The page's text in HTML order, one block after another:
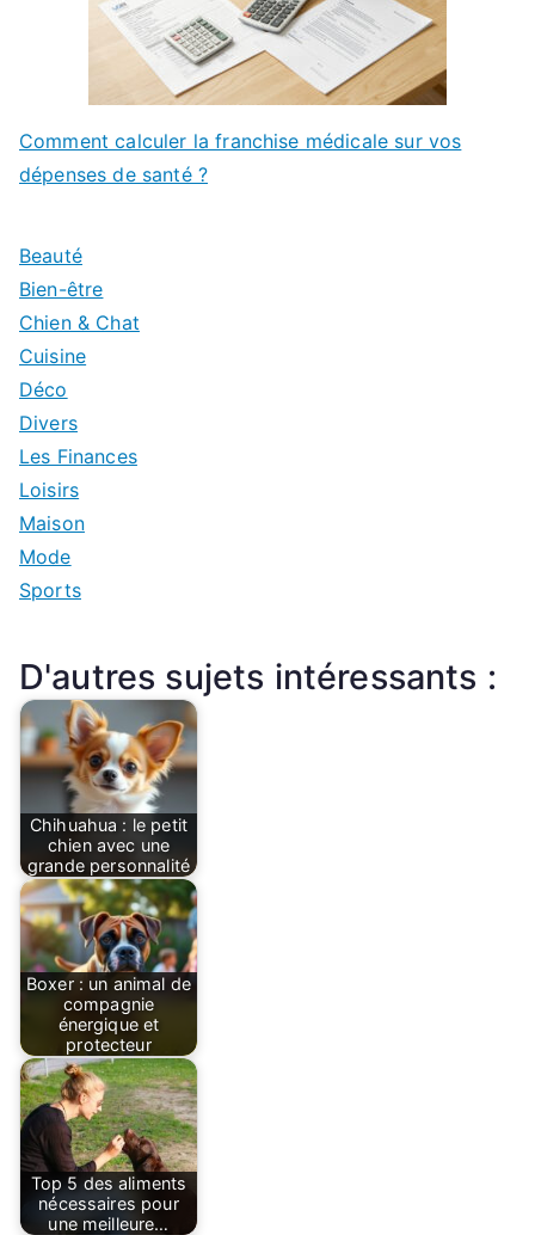
Comment calculer la franchise médicale sur vos
dépenses de santé ?
Beauté
Bien-être
Chien & Chat
Cuisine
Déco
Divers
Les Finances
Loisirs
Maison
Mode
Sports
D'autres sujets intéressants :
Chihuahua : le petit
chien avec une
grande personnalité
Boxer : un animal de
compagnie
énergique et
protecteur
Top 5 des aliments
nécessaires pour
une meilleure…